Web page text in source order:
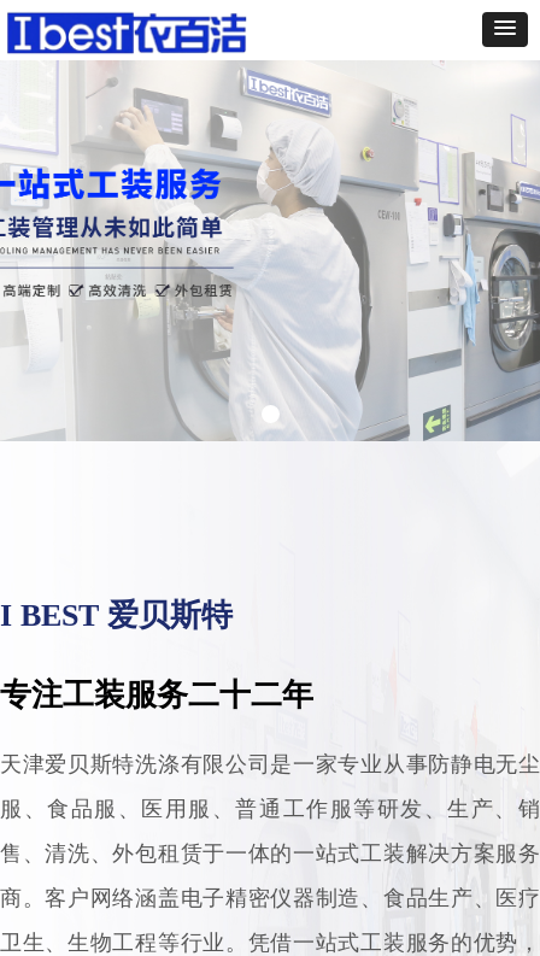
I BEST 爱贝斯特
专注工装服务二十二年
天津爱贝斯特洗涤有限公司是一家专业从事防静电无尘
服、食品服、医用服、普通工作服等研发、生产、销
售、清洗、外包租赁于一体的一站式工装解决方案服务
商。客户网络涵盖电子精密仪器制造、食品生产、医疗
卫生、生物工程等行业。凭借一站式工装服务的优势，